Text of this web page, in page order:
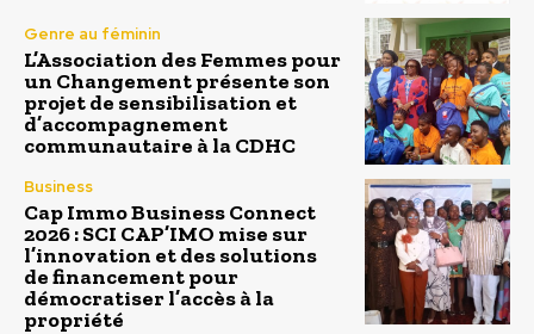
Genre au féminin
L’Association des Femmes pour
un Changement présente son
projet de sensibilisation et
d’accompagnement
communautaire à la CDHC
Business
Cap Immo Business Connect
2026 : SCI CAP’IMO mise sur
l’innovation et des solutions
de financement pour
démocratiser l’accès à la
propriété